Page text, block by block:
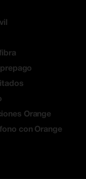
Orange
con Orange